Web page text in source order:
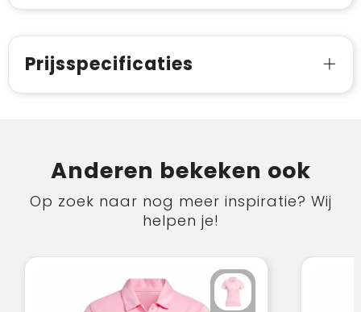
Prijsspecificaties
Anderen bekeken ook
Op zoek naar nog meer inspiratie? Wij
helpen je!